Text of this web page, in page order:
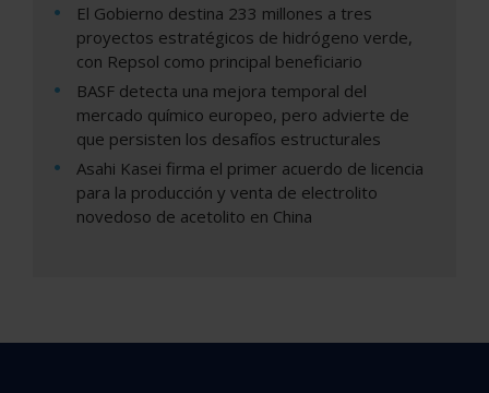
El Gobierno destina 233 millones a tres
proyectos estratégicos de hidrógeno verde,
con Repsol como principal beneficiario
BASF detecta una mejora temporal del
mercado químico europeo, pero advierte de
que persisten los desafíos estructurales
Asahi Kasei firma el primer acuerdo de licencia
para la producción y venta de electrolito
novedoso de acetolito en China